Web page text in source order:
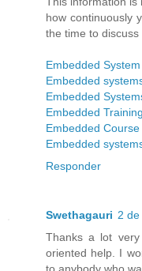
how continuously
the time to discuss
Embedded
Embedded
Embedded
Embedded
Embedded Course
Embedded
Responder
Swethagauri 2
Thanks a lot
oriented help. I
to anybody who